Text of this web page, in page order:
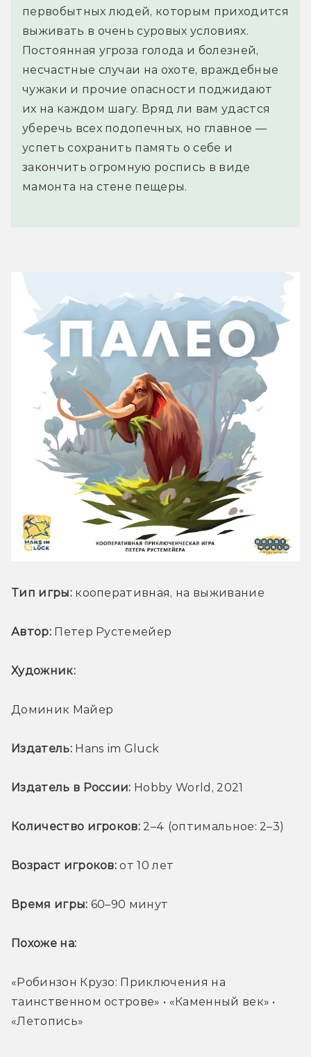
первобытных людей, которым приходится
выживать в очень суровых условиях.
Постоянная угроза голода и болезней,
несчастные случаи на охоте, враждебные
чужаки и прочие опасности поджидают
их на каждом шагу. Вряд ли вам удастся
уберечь всех подопечных, но главное —
успеть сохранить память о себе и
закончить огромную роспись в виде
мамонта на стене пещеры.
Тип игры: кооперативная, на выживание
Автор: Петер Рустемейер
Художник:
Доминик Майер
Издатель: Hans im Gluck
Издатель в России: Hobby World, 2021
Количество игроков: 2–4 (оптимальное: 2–3)
Возраст игроков: от 10 лет
Время игры: 60–90 минут
Похоже на:
«Робинзон Крузо: Приключения на
таинственном острове» • «Каменный век» •
«Летопись»